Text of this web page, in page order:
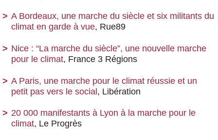
A Bordeaux, une marche du siècle et six militants du
climat en garde à vue, Rue89
Nice : “La marche du siècle”, une nouvelle marche
pour le climat, France 3 Régions
A Paris, une marche pour le climat réussie et un
petit pas vers le social, Libération
20 000 manifestants à Lyon à la marche pour le
climat, Le Progrès